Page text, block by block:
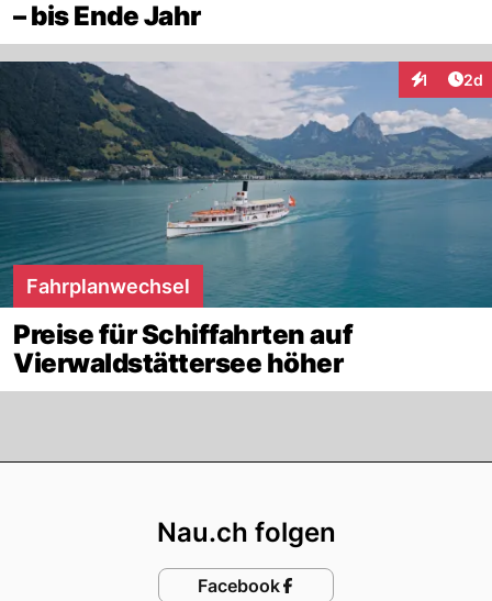
– bis Ende Jahr
1 2d
Fahrplanwechsel
Preise für Schiffahrten auf
Vierwaldstättersee höher
Nau.ch folgen
Facebook